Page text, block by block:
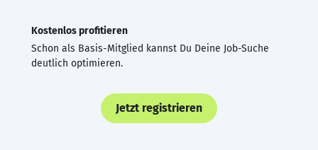
Kostenlos profitieren
Schon als Basis-Mitglied kannst Du Deine Job-Suche
deutlich optimieren.
Jetzt registrieren